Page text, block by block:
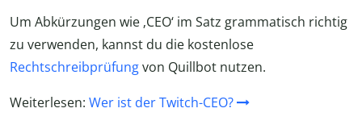
Um Abkürzungen wie ‚CEO‘ im Satz grammatisch richtig
zu verwenden, kannst du die kostenlose
Rechtschreibprüfungvon Quillbot nutzen.
Weiterlesen: Wer ist der Twitch-CEO?